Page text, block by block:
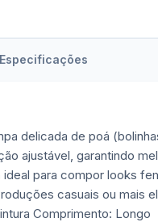
Especificações
delicada de poá
ajustável, garantindo
para compor looks
casuais ou mais
Comprimento: Longo